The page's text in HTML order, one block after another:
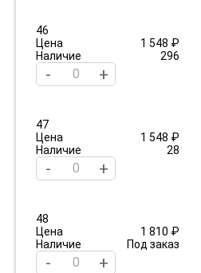
46
Цена
1 548 ₽
Наличие
296
- +
47
Цена
1 548 ₽
Наличие
28
- +
48
Цена
1 810 ₽
Наличие
Под заказ
- +